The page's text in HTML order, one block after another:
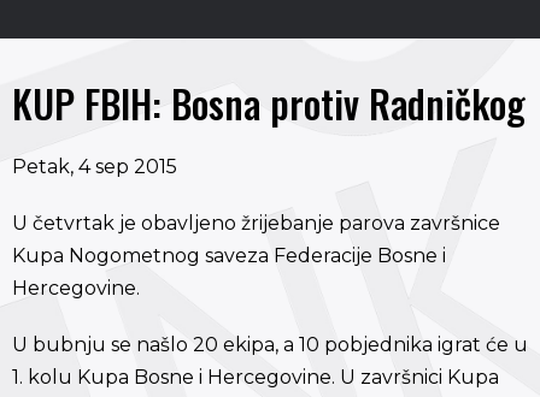
KUP FBIH: Bosna protiv Radničkog
Petak, 4 sep 2015
U četvrtak je obavljeno žrijebanje parova završnice
Kupa Nogometnog saveza Federacije Bosne i
Hercegovine.
U bubnju se našlo 20 ekipa, a 10 pobjednika igrat će u
1. kolu Kupa Bosne i Hercegovine. U završnici Kupa